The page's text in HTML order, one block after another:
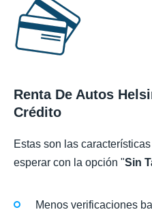
Renta De Autos
Crédito
Estas son las
esperar con la opción "Sin
Menos verificaciones